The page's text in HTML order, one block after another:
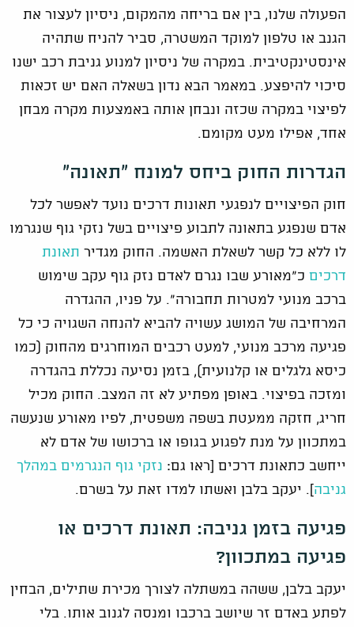
הפעולה שלנו, בין אם בריחה מהמקום, ניסיון לעצור את
הגנב או טלפון למוקד המשטרה, סביר להניח שתהיה
אינסטינקטיבית. במקרה של ניסיון למנוע גניבת רכב ישנו
סיכוי להיפצע. במאמר הבא נדון בשאלה האם יש זכאות
לפיצוי במקרה שכזה ונבחן אותה באמצעות מקרה מבחן
אחד, אפילו מעט מקומם.
הגדרות החוק ביחס למונח "תאונה"
חוק הפיצויים לנפגעי תאונות דרכים נועד לאפשר לכל
אדם שנפגע בתאונה לתבוע פיצויים בשל נזקי גוף שנגרמו
לו ללא כל קשר לשאלת האשמה. החוק מגדיר תאונת
דרכים כ"מאורע שבו נגרם לאדם נזק גוף עקב שימוש
ברכב מנועי למטרות תחבורה". על פניו, ההגדרה
המרחיבה של המושג עשויה להביא להנחה השגויה כי כל
פגיעה מרכב מנועי, למעט רכבים המוחרגים מהחוק (כמו
כיסא גלגלים או קלנועית), בזמן נסיעה נכללת בהגדרה
ומזכה בפיצוי. באופן מפתיע לא זה המצב. החוק מכיל
חריג, חזקה ממעטת בשפה משפטית, לפיו מאורע שנעשה
במתכוון על מנת לפגוע בגופו או ברכושו של אדם לא
ייחשב כתאונת דרכים [ראו גם: נזקי גוף הנגרמים במהלך
גניבה]. יעקב בלבן ואשתו למדו זאת על בשרם.
פגיעה בזמן גניבה: תאונת דרכים או
פגיעה במתכוון?
יעקב בלבן, ששהה במשתלה לצורך מכירת שתילים, הבחין
לפתע באדם זר שיושב ברכבו ומנסה לגנוב אותו. בלי